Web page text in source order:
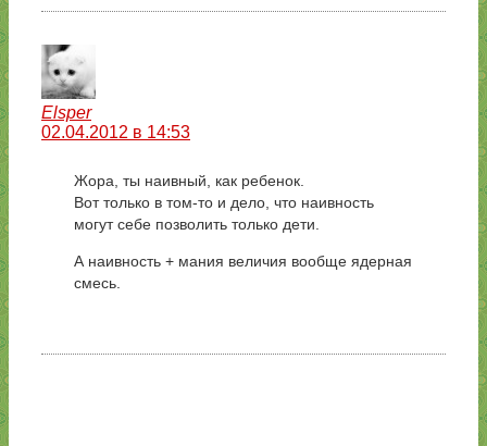
Elsper
02.04.2012 в 14:53
Жора, ты наивный, как ребенок.
Вот только в том-то и дело, что наивность
могут себе позволить только дети.
А наивность + мания величия вообще ядерная
смесь.